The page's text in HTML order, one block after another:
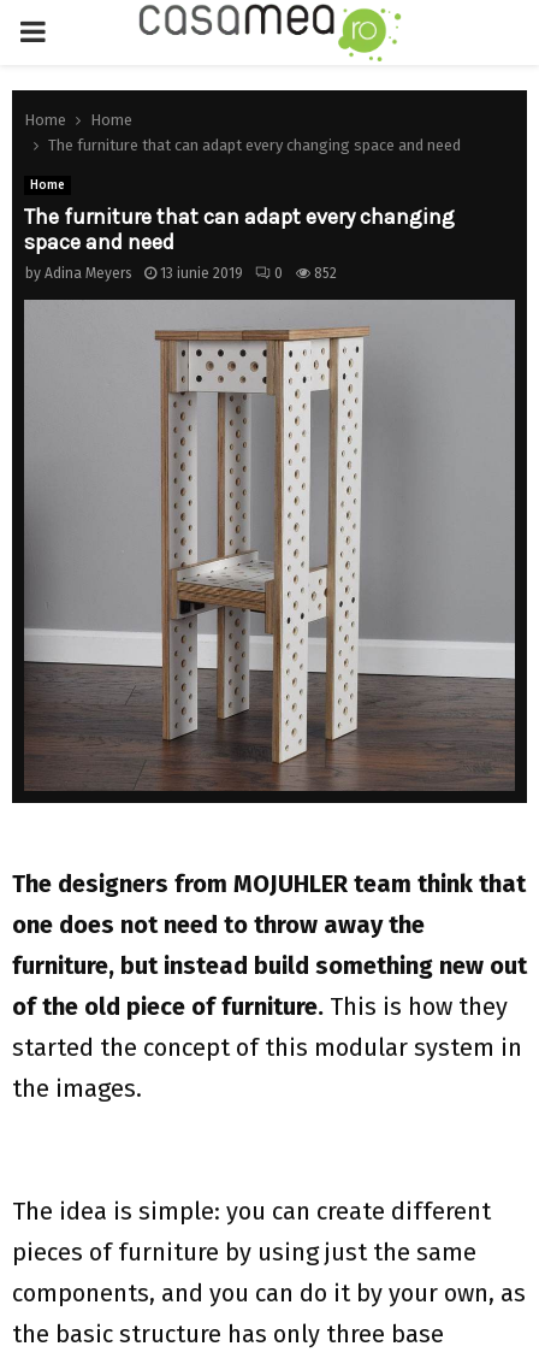
PRIMARY
MENU
Home
Home
The furniture that can adapt every changing space and need
Home
The furniture that can adapt every changing
space and need
by Adina Meyers 13 iunie 2019 0 852
The designers from MOJUHLER team think that
one does not need to throw away the
furniture, but instead build something new out
of the old piece of furniture. This is how they
started the concept of this modular system in
the images.
The idea is simple: you can create different
pieces of furniture by using just the same
components, and you can do it by your own, as
the basic structure has only three base